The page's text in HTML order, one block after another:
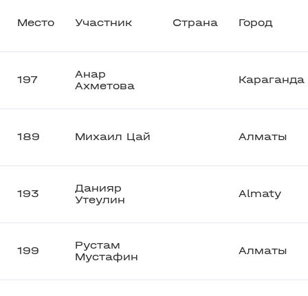
Место Участник Страна Город
197
Анар
Ахметова
Караганда
189 Михаил Цай Алматы
193
Данияр
Утеулин
Almaty
199
Рустам
Мустафин
Алматы